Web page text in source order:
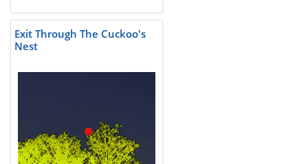
Exit Through The Cuckoo's
Nest